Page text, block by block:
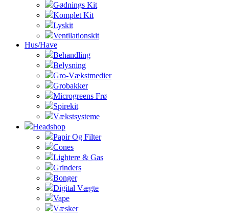
Gødnings Kit
Komplet Kit
Lyskit
Ventilationskit
Hus/Have
Behandling
Belysning
Gro-Vækstmedier
Grobakker
Microgreens Frø
Spirekit
Vækstsysteme
Headshop
Papir Og Filter
Cones
Lightere & Gas
Grinders
Bonger
Digital Vægte
Vape
Væsker